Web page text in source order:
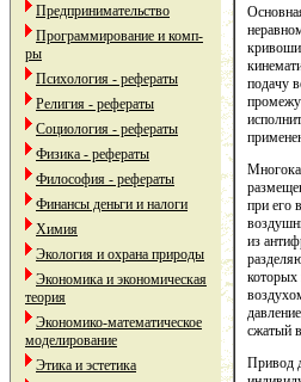
Предпринимательство
Программирование и комп-
ры
Психология - рефераты
Религия - рефераты
Социология - рефераты
Физика - рефераты
Философия - рефераты
Финансы деньги и налоги
Химия
Экология и охрана природы
Экономика и экономическая
теория
Экономико-математическое
моделирование
Этика и эстетика
подачу
при его
из
которых
сжатый
Привод